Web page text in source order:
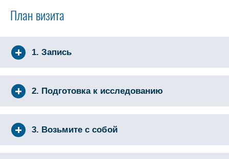
План визита
1. Запись
2. Подготовка к исследованию
3. Возьмите с собой